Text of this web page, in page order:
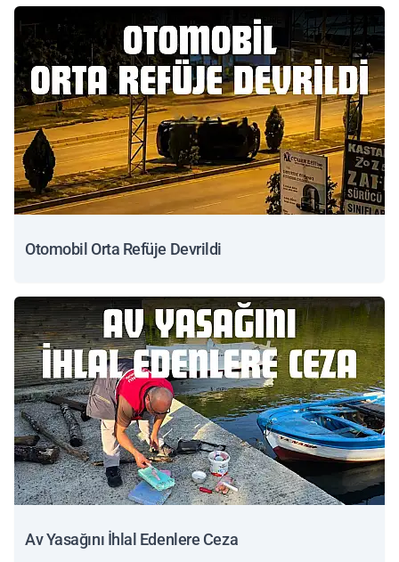
Otomobil Orta Refüje Devrildi
Av Yasağını İhlal Edenlere Ceza